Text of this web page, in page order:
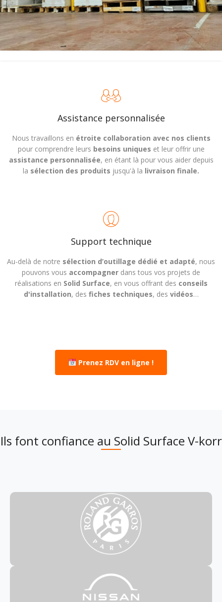
Assistance personnalisée
Nous travaillons en étroite collaboration avec nos clients
pour comprendre leurs besoins uniques et leur offrir une
assistance personnalisée, en étant là pour vous aider depuis
la sélection des produits jusqu'à la livraison finale.
Support technique
Au-delà de notre sélection d’outillage dédié et adapté, nous
pouvons vous accompagner dans tous vos projets de
réalisations en Solid Surface, en vous offrant des conseils
d'installation, des fiches techniques, des vidéos…
Prenez RDV en ligne !
Ils font confiance au Solid Surface V-korr